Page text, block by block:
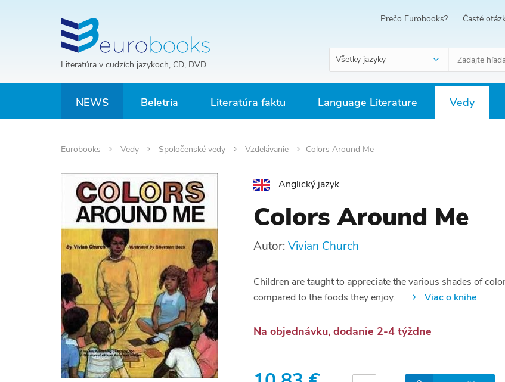
Literatúra v cudzích jazykoch, CD, DVD
Prečo Eurobooks? Časté
Všetky jazyky
NEWS Beletria Literatúra faktu Language Literature Vedy
Eurobooks Vedy Spoločenské vedy Vzdelávanie Colors Around Me
Anglický jazyk
Colors Around Me
Autor: Vivian Church
Children are taught to appreciate the various shades of
compared to the foods they enjoy.
Viac o knihe
Na objednávku, dodanie 2-4 týždne